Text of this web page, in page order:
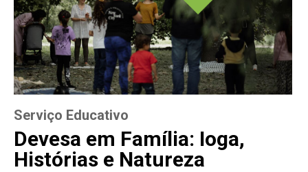
e
s
a
Serviço Educativo
Devesa em Família: Ioga,
Histórias e Natureza